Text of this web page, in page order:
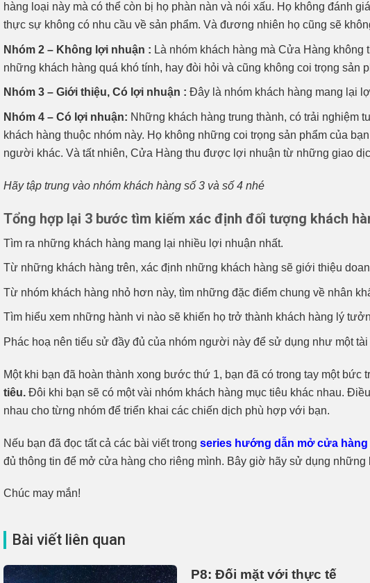
hàng loại này mà có thể còn bị họ phàn nàn và nói xấu. Họ không đánh
thực sự không có nhu cầu về sản phẩm. Và đương nhiên họ cũng sẽ
Nhóm 2 – Không lợi nhuận : Là nhóm khách hàng mà Cửa Hàng
những khách hàng quá khó tính, hay đòi hỏi và cũng không coi trọng sản
Nhóm 3 – Giới thiệu, Có lợi nhuận : Đây là nhóm khách hàng mang lại
Nhóm 4 – Có lợi nhuận: Những khách hàng trung thành, có trải nghiệm
khách hàng thuộc nhóm này. Họ không những coi trọng sản phẩm của
người khác. Và tất nhiên, Cửa Hàng thu được lợi nhuận từ những giao
Hãy tập trung vào nhóm khách hàng số 3 và số 4 nhé
Tổng hợp lại 3 bước tìm kiếm xác định đối tượng khách
Tìm ra những khách hàng mang lại nhiều lợi nhuận nhất.
Từ những khách hàng trên, xác định những khách hàng sẽ giới thiệu
Từ nhóm khách hàng nhỏ hơn này, tìm những đặc điểm chung về nhân
Tìm hiểu xem những hành vi nào sẽ khiến họ trở thành khách hàng lý
Phác hoạ nên tiểu sử đầy đủ của nhóm người này để sử dụng như một
Một khi bạn đã hoàn thành xong bước thứ 1, bạn đã có trong tay một bức
tiêu. Đôi khi bạn sẽ có một vài nhóm khách hàng mục tiêu khác nhau.
nhau cho từng nhóm để triển khai các chiến dịch phù hợp với bạn.
Nếu bạn đã đọc tất cả các bài viết trong series hướng dẫn mở cửa
đủ thông tin để mở cửa hàng cho riêng mình. Bây giờ hãy sử dụng những
Chúc may mắn!
Bài viết liên quan
P8: Đối mặt với thực tế